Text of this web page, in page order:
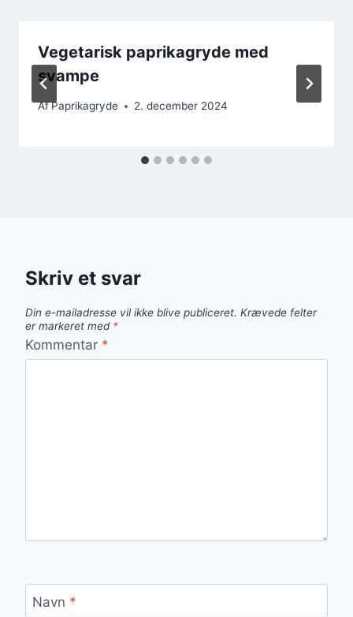
Vegetarisk paprikagryde med
svampe
AfPaprikagryde 2. december 2024
Skriv et svar
Din e-mailadresse vil ikke blive publiceret. Krævede felter
er markeret med *
Kommentar *
Navn *